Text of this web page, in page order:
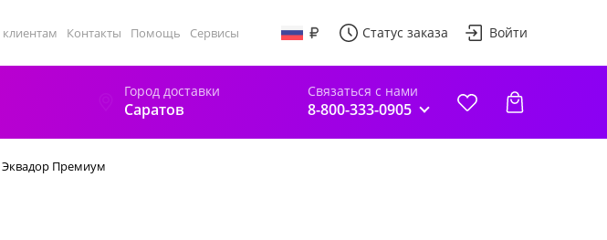
Контакты Помощь Сервисы Статус заказа Войти
Город доставки
Саратов
Связаться с нами
8-800-333-0905
Эквадор Премиум